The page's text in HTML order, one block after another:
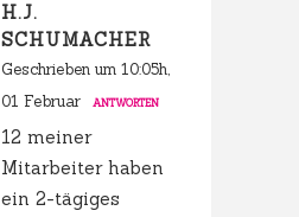
H.J.
SCHUMACHER
Geschrieben um 10:05h,
01 Februar
ANTWORTEN
12 meiner
Mitarbeiter haben
ein 2-tägiges